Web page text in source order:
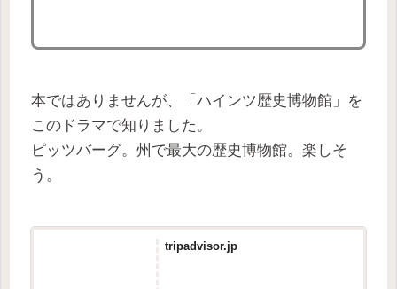
本ではありませんが、「ハインツ歴史博物館」を
このドラマで知りました。
ピッツバーグ。州で最大の歴史博物館。楽しそ
う。
tripadvisor.jp